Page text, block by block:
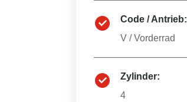
Code / Antrieb:
V /Vorderrad
Zylinder:
4